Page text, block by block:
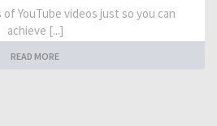
YouTube videos just so you can
achieve [...]
READ MORE